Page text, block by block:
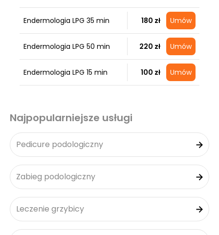
Endermologia LPG 35 min 180 zł Umów
Endermologia LPG 50 min 220 zł Umów
Endermologia LPG 15 min 100 zł Umów
Najpopularniejsze usługi
Pedicure podologiczny
Zabieg podologiczny
Leczenie grzybicy